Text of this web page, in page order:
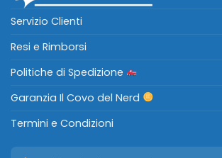
Servizio Clienti
Resi e Rimborsi
Politiche di Spedizione
Garanzia Il Covo del Nerd
Termini e Condizioni